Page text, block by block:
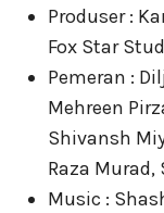
Produser :
Fox Star
Pemeran :
Mehreen
Shivansh
Raza
Music :